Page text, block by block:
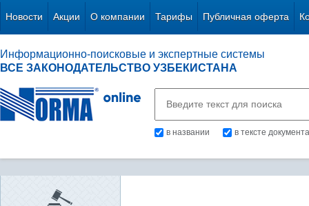
Новости Акции О компании Тарифы Публичная оферта
Информационно-поисковые и экспертные системы
ВСЕ ЗАКОНОДАТЕЛЬСТВО УЗБЕКИСТАНА
в названии в тексте документа